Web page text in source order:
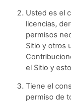
Usted es el
licencias,
permisos
Sitio y otros
el Sitio y
Tiene el
permiso de